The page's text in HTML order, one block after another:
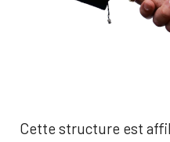
Cette structure est